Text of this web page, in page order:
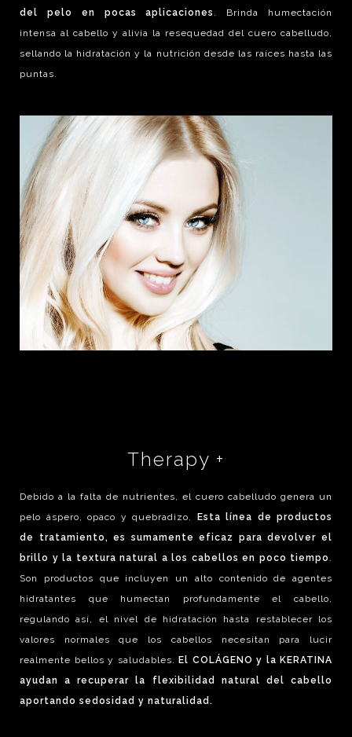
del pelo en pocas aplicaciones . Brinda humectación
intensa al cabello y alivia la resequedad del cuero cabelludo,
sellando la hidratación y la nutrición desde las raíces hasta las
puntas.
Therapy +
Debido a la falta de nutrientes, el cuero cabelludo genera un
pelo áspero, opaco y quebradizo. Esta línea de productos
de tratamiento, es sumamente eficaz para devolver el
brillo y la textura natural a los cabellos en poco tiempo
Son productos que incluyen un alto contenido de agentes
hidratantes que humectan profundamente el cabello,
regulando así, el nivel de hidratación hasta restablecer los
valores normales que los cabellos necesitan para lucir
realmente bellos y saludables. El COLÁGENO y la KERATINA
ayudan a recuperar la flexibilidad natural del cabello
aportando sedosidad y naturalidad.